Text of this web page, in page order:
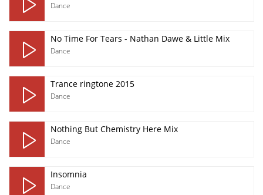
Dance
No Time For Tears - Nathan Dawe & Little Mix
Dance
Trance ringtone 2015
Dance
Nothing But Chemistry Here Mix
Dance
Insomnia
Dance